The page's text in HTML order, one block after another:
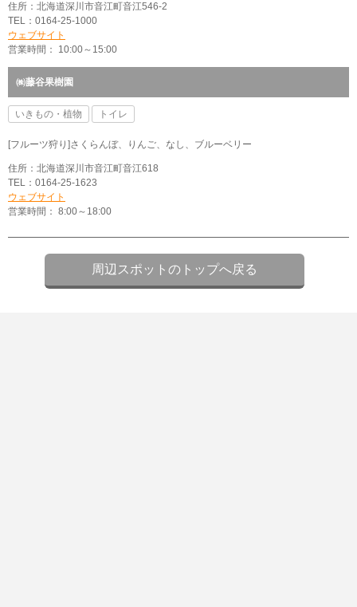
住所：北海道深川市音江町音江546-2
TEL：0164-25-1000
ウェブサイト
営業時間： 10:00～15:00
㈱藤谷果樹園
いきもの・植物 トイレ
[フルーツ狩り]さくらんぼ、りんご、なし、ブルーベリー
住所：北海道深川市音江町音江618
TEL：0164-25-1623
ウェブサイト
営業時間： 8:00～18:00
周辺スポットのトップへ戻る